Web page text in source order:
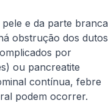
e da parte branca
obstrução dos dutos
por
ou pancreatite
contínua, febre
podem ocorrer.